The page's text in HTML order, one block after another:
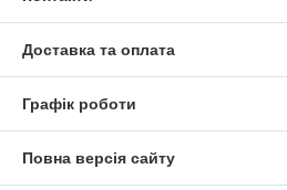
Доставка та оплата
Графік роботи
Повна версія сайту